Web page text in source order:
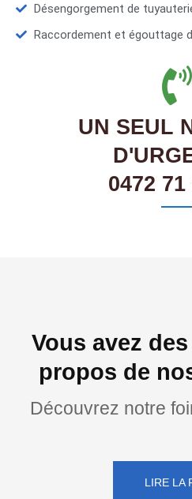
Désengorgement de
Raccordement et égouttage
UN SEUL
0472 71
Vous avez
propos de
Découvrez notre
LIRE LA